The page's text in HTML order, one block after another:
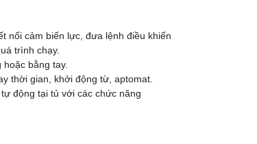
nối cảm biến lực, đưa lệnh điều khiển
trình chạy.
bằng tay.
thời gian, khởi động từ, aptomat.
động tại tủ với các chức năng